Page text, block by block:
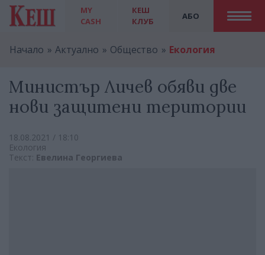
MY
CASH
АБО
КЕШ
КЛУБ
Начало Актуално Общество Екология
Министър Личев обяви две
нови защитени територии
18.08.2021 / 18:10
Екология
Текст: Евелина Георгиева